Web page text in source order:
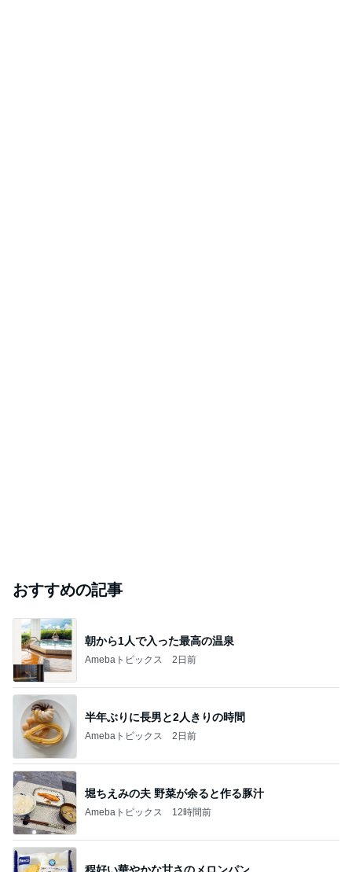
おすすめの記事
朝から1人で入った最高の温泉
Amebaトピックス 2日前
半年ぶりに長男と2人きりの時間
Amebaトピックス 2日前
堀ちえみの夫 野菜が余ると作る豚汁
Amebaトピックス 12時間前
程好い華やかな甘さのメロンパン